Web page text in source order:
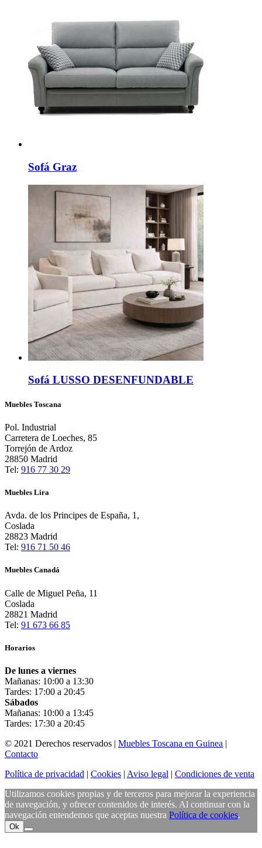
Sofá Graz
Sofá LUSSO DESENFUNDABLE
Muebles Toscana
Pol. Industrial
Carretera de Loeches, 85
Torrejón de Ardoz
28850 Madrid
Tel: 916 77 30 29
Muebles Lira
Avda. de los Principes de España, 1,
Coslada
28823 Madrid
Tel: 916 71 50 46
Muebles Canadá
Calle de Miguel Peña, 11
Coslada
28821 Madrid
Tel: 91 673 66 85
Horarios
De lunes a viernes
Mañanas: 10:00 a 13:30
Tardes: 17:00 a 20:45
Sábados
Mañanas: 10:00 a 13:45
Tardes: 17:30 a 20:45
© 2021 Derechos reservados | Muebles Toscana en Guinea |
Contacto
Política de privacidad | Cookies | Aviso legal | Condiciones de venta
Utilizamos cookies propias y de terceros para mejorar la experiencia
de navegación, y ofrecer contenidos de interés. Al continuar con la
navegación entendemos que aceptas nuestra Política de cookies.
Ok